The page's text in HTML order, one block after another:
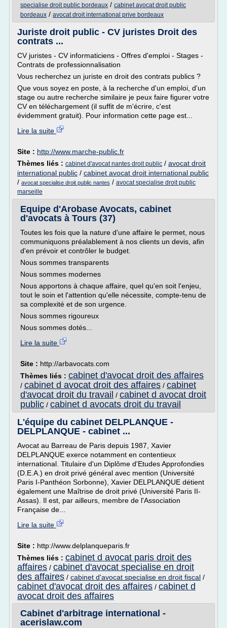
specialise droit public bordeaux / cabinet avocat droit public
bordeaux / avocat droit international prive bordeaux
Juriste droit public - CV juristes Droit des
contrats ...
CV juristes - CV informaticiens - Offres d'emploi - Stages -
Contrats de professionnalisation
Vous recherchez un juriste en droit des contrats publics ?
Que vous soyez en poste, à la recherche d'un emploi, d'un
stage ou autre recherche similaire je peux faire figurer votre
CV en téléchargement (il suffit de m'écrire, c'est
évidemment gratuit). Pour information cette page est...
Lire la suite
Site : http://www.marche-public.fr
Thèmes liés : cabinet d'avocat nantes droit public / avocat droit
international public / cabinet avocat droit international public
/ avocat specialise droit public nantes / avocat specialise droit public
marseille
Equipe d'Arobase Avocats, cabinet
d'avocats à Tours (37)
Toutes les fois que la nature d'une affaire le permet, nous
communiquons préalablement à nos clients un devis, afin
d'en prévoir et contrôler le budget.
Nous sommes transparents
Nous sommes modernes
Nous apportons à chaque affaire, quel qu'en soit l'enjeu,
tout le soin et l'attention qu'elle nécessite, compte-tenu de
sa complexité et de son urgence.
Nous sommes rigoureux
Nous sommes dotés...
Lire la suite
Site : http://arbavocats.com
Thèmes liés : cabinet d'avocat droit des affaires
/ cabinet d avocat droit des affaires / cabinet
d'avocat droit du travail / cabinet d avocat droit
public / cabinet d avocats droit du travail
L'équipe du cabinet DELPLANQUE -
DELPLANQUE - cabinet ...
Avocat au Barreau de Paris depuis 1987, Xavier
DELPLANQUE exerce notamment en contentieux
international. Titulaire d'un Diplôme d'Etudes Approfondies
(D.E.A.) en droit privé général avec mention (Université
Paris I-Panthéon Sorbonne), Xavier DELPLANQUE détient
également une Maîtrise de droit privé (Université Paris II-
Assas). Il est, par ailleurs, membre de l'Association
Française de...
Lire la suite
Site : http://www.delplanqueparis.fr
Thèmes liés : cabinet d avocat paris droit des
affaires / cabinet d'avocat specialise en droit
des affaires / cabinet d'avocat specialise en droit fiscal /
cabinet d'avocat droit des affaires / cabinet d
avocat droit des affaires
Cabinet d'arbitrage international -
acerislaw.com